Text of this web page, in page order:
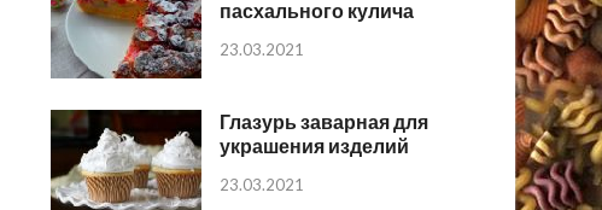
пасхального кулича
23.03.2021
Глазурь заварная для
украшения изделий
23.03.2021